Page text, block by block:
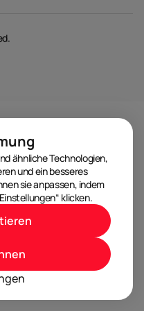
ähnliche Technologien,
und ein besseres
sie anpassen, indem
klicken.